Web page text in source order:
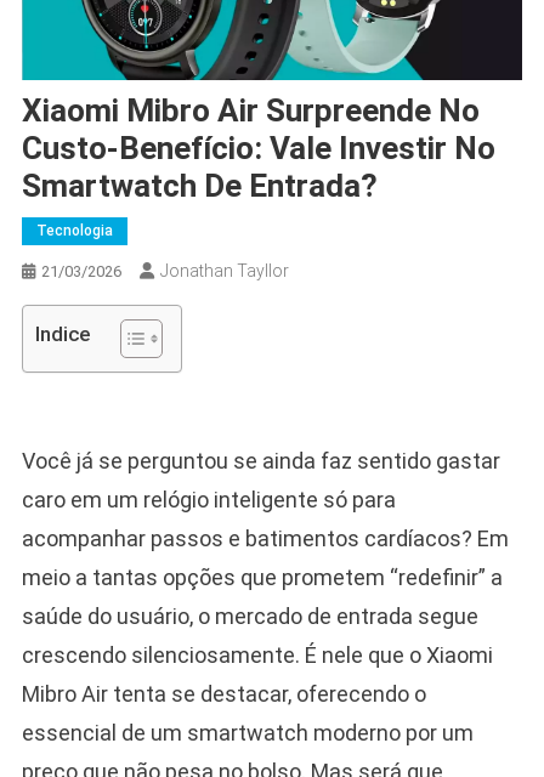
Xiaomi Mibro Air Surpreende No
Custo-Benefício: Vale Investir No
Smartwatch De Entrada?
Tecnologia
21/03/2026 Jonathan Tayllor
Indice
Você já se perguntou se ainda faz sentido gastar
caro em um relógio inteligente só para
acompanhar passos e batimentos cardíacos? Em
meio a tantas opções que prometem “redefinir” a
saúde do usuário, o mercado de entrada segue
crescendo silenciosamente. É nele que o Xiaomi
Mibro Air tenta se destacar, oferecendo o
essencial de um smartwatch moderno por um
preço que não pesa no bolso. Mas será que